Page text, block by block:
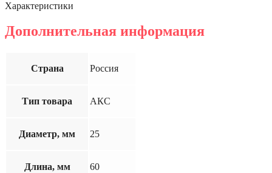
Характеристики
Дополнительная информация
Страна Россия
Тип товара АКС
Диаметр, мм 25
Длина, мм 60